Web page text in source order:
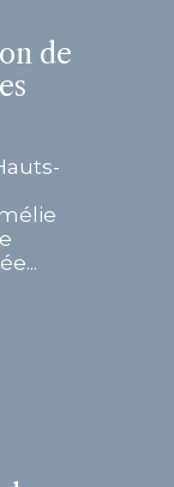
de